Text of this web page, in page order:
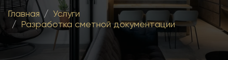
Главная
Услуги
Разработка сметной документации